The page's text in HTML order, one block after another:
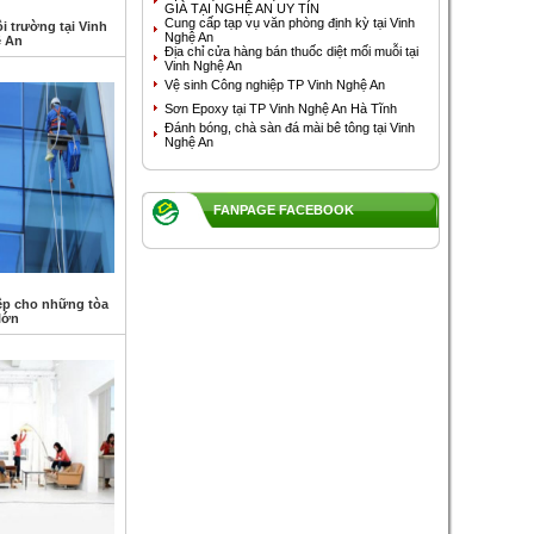
trường tại Vinh
An
cho những tòa
GIÀ TẠI NGHỆ AN UY TÍN
Cung cấp tạp vụ văn phòng định kỳ tại Vinh
Nghệ An
Địa chỉ cửa hàng bán thuốc diệt mối muỗi tại
Vinh Nghệ An
Vệ sinh Công nghiệp TP Vinh Nghệ An
Sơn Epoxy tại TP Vinh Nghệ An Hà Tĩnh
Đánh bóng, chà sàn đá mài bê tông tại Vinh
Nghệ An
FANPAGE FACEBOOK